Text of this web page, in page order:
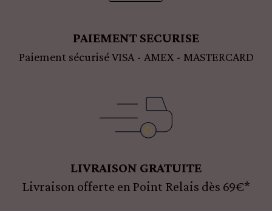
PAIEMENT SECURISE
Paiement sécurisé VISA - AMEX - MASTERCARD
LIVRAISON GRATUITE
Livraison offerte en Point Relais dès 69€*